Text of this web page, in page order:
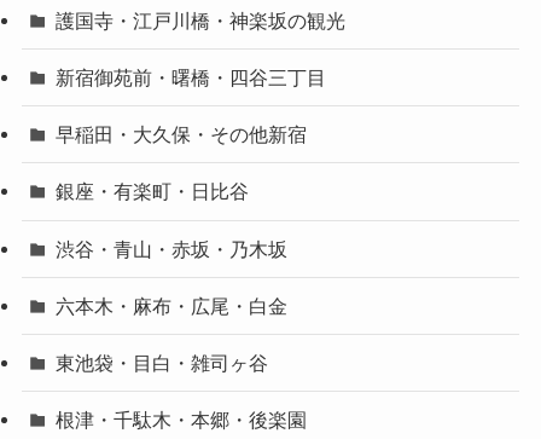
護国寺・江戸川橋・神楽坂の観光
新宿御苑前・曙橋・四谷三丁目
早稲田・大久保・その他新宿
銀座・有楽町・日比谷
渋谷・青山・赤坂・乃木坂
六本木・麻布・広尾・白金
東池袋・目白・雑司ヶ谷
根津・千駄木・本郷・後楽園